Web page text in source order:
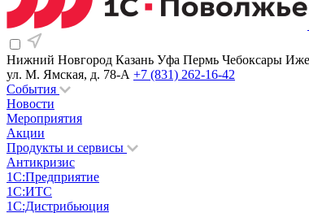
Нижний Новгород Казань Уфа Пермь Чебоксары
ул. М. Ямская, д. 78-А +7 (831) 262-16-42
События
Новости
Мероприятия
Акции
Продукты и сервисы
Антикризис
1С:Предприятие
1С:ИТС
1С:Дистрибьюция